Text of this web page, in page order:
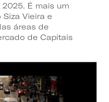
É mais um
Siza Vieira e
áreas de
de Capitais